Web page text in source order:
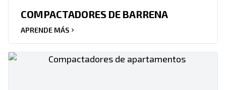
COMPACTADORES DE BARRENA
APRENDE MÁS